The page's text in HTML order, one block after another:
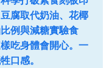
腐取代奶油、花椰
例與減糖實驗食
吃身體會開心。一
口感。